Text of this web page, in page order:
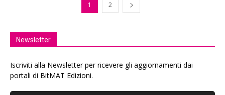
1 2
Newsletter
Iscriviti alla Newsletter per ricevere gli aggiornamenti dai
portali di BitMAT Edizioni.